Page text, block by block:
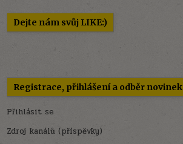
Dejte nám svůj LIKE:)
Registrace, přihlášení a odběr novinek
Přihlásit se
Zdroj kanálů (příspěvky)